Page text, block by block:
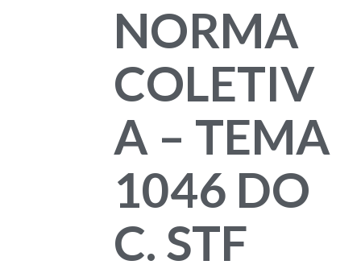
NORMA
COLETIV
A – TEMA
1046 DO
C. STF